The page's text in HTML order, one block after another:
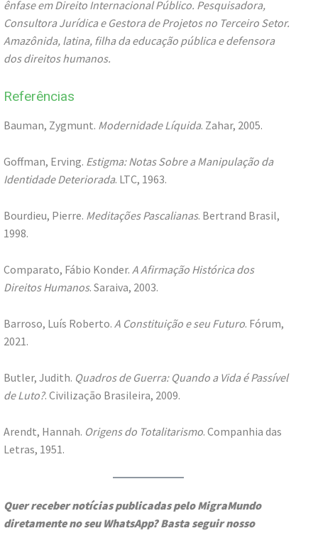
ênfase em Direito Internacional Público. Pesquisadora,
Consultora Jurídica e Gestora de Projetos no Terceiro Setor.
Amazônida, latina, filha da educação pública e defensora
dos direitos humanos.
Referências
Bauman, Zygmunt. Modernidade Líquida. Zahar, 2005.
Goffman, Erving. Estigma: Notas Sobre a Manipulação da
Identidade Deteriorada. LTC, 1963.
Bourdieu, Pierre. Meditações Pascalianas. Bertrand Brasil,
1998.
Comparato, Fábio Konder. A Afirmação Histórica dos
Direitos Humanos. Saraiva, 2003.
Barroso, Luís Roberto. A Constituição e seu Futuro. Fórum,
2021.
Butler, Judith. Quadros de Guerra: Quando a Vida é Passível
de Luto?. Civilização Brasileira, 2009.
Arendt, Hannah. Origens do Totalitarismo. Companhia das
Letras, 1951.
Quer receber notícias publicadas pelo MigraMundo
diretamente no seu WhatsApp? Basta seguir nosso